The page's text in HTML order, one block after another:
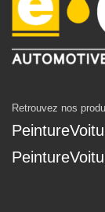
Retrouvez nos